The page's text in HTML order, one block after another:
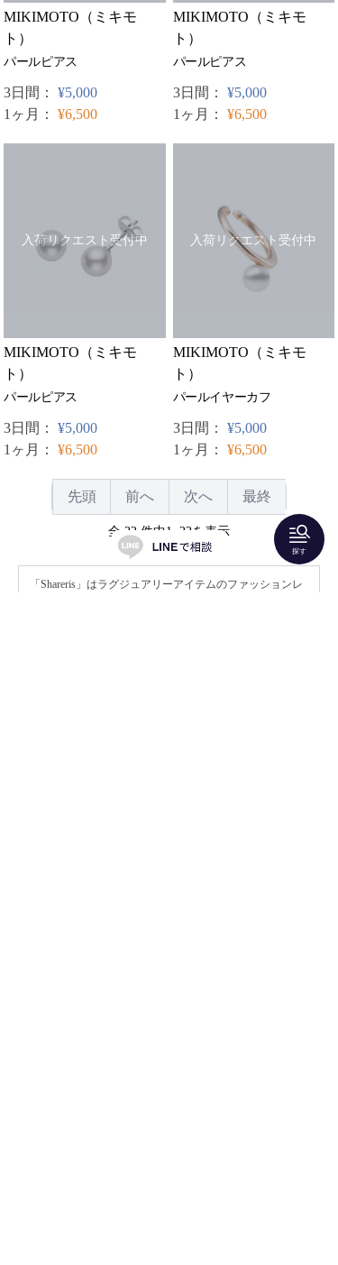
MIKIMOTO（ミキモ
ト）
パールピアス
3日間： ¥5,000
1ヶ月： ¥6,500
MIKIMOTO（ミキモ
ト）
パールピアス
3日間： ¥5,000
1ヶ月： ¥6,500
入荷リクエスト受付中
MIKIMOTO（ミキモ
ト）
パールピアス
3日間： ¥5,000
1ヶ月： ¥6,500
入荷リクエスト受付中
MIKIMOTO（ミキモ
ト）
パールイヤーカフ
3日間： ¥5,000
1ヶ月： ¥6,500
先頭 前へ 次へ 最終
全 22 件中1~22を表示
「Shareris」はラグジュアリーアイテムのファッションレ
探す